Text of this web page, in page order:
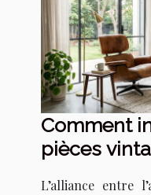
Comment
pièces
L’alliance entre